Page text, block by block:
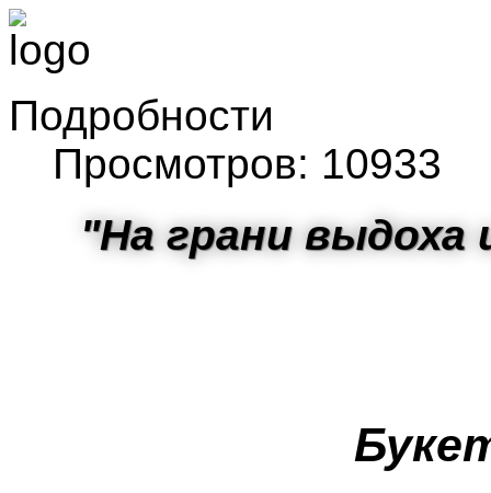
Подробности
Просмотров: 10933
"На грани